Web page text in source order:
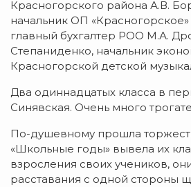
Красногорского района А.В.
начальник ОП
главный бухгалтер РОО М.А.
Степаниденко, начальник
Красногорской детской
Два одиннадцатых класса в
Синявская. Очень много
По-душевному прошла
«Школьные годы» вывела их
взросления своих учеников,
расставания с одной стороны